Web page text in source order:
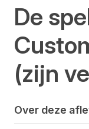
De
(zijn
Over deze